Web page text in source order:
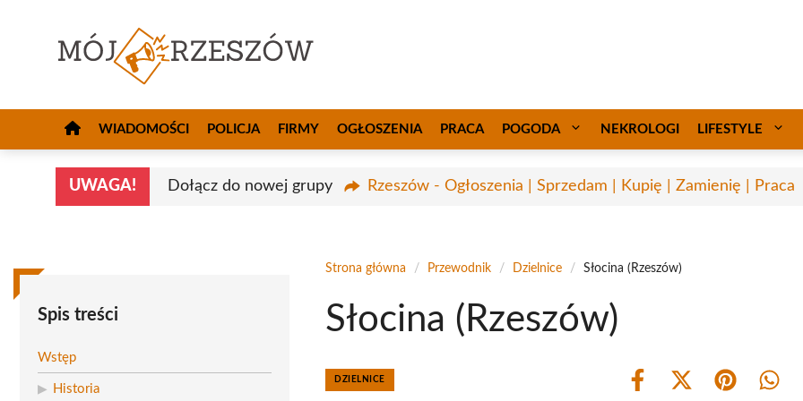
WIADOMOŚCI POLICJA FIRMY OGŁOSZENIA PRACA POGODA NEKROLOGI LIFESTYLE
UWAGA! Dołącz do nowej grupy Rzeszów - Ogłoszenia | Sprzedam | Kupię | Zamienię | Praca
Spis treści
Wstęp
Historia
Strona główna / Przewodnik / Dzielnice / Słocina (Rzeszów)
Słocina (Rzeszów)
DZIELNICE
Share
Share Share Share